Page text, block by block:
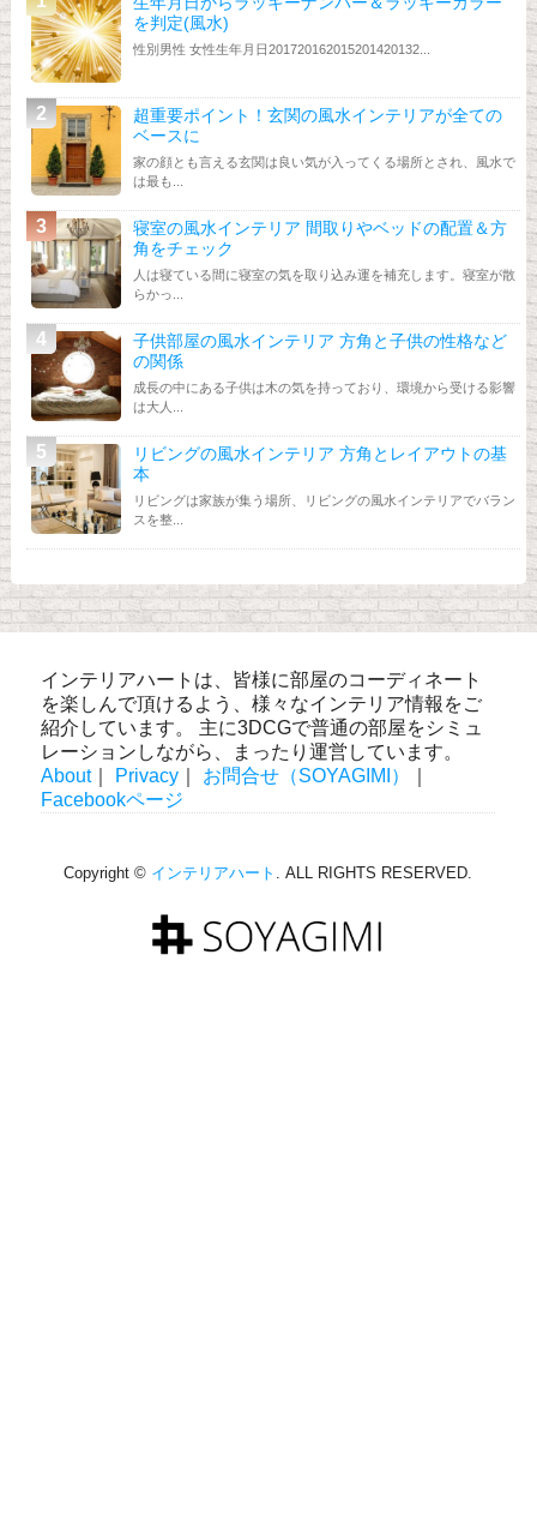
を判定(風水)
性別男性 女性生年月日201720162015201420132...
超重要ポイント！玄関の風水インテリアが全ての
ベースに
家の顔とも言える玄関は良い気が入ってくる場所とされ、風水で
は最も...
寝室の風水インテリア 間取りやベッドの配置＆方
角をチェック
人は寝ている間に寝室の気を取り込み運を補充します。寝室が散
らかっ...
子供部屋の風水インテリア 方角と子供の性格など
の関係
成長の中にある子供は木の気を持っており、環境から受ける影響
は大人...
リビングの風水インテリア 方角とレイアウトの基
本
リビングは家族が集う場所、リビングの風水インテリアでバラン
スを整...
インテリアハートは、皆様に部屋のコーディネート
を楽しんで頂けるよう、様々なインテリア情報をご
紹介しています。 主に3DCGで普通の部屋をシミュ
レーションしながら、まったり運営しています。
About｜ Privacy お問合せ（SOYAGIMI）
Facebookページ
Copyright © インテリアハート . ALL RIGHTS RESERVED.